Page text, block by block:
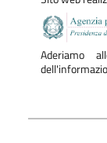
Aderiamo